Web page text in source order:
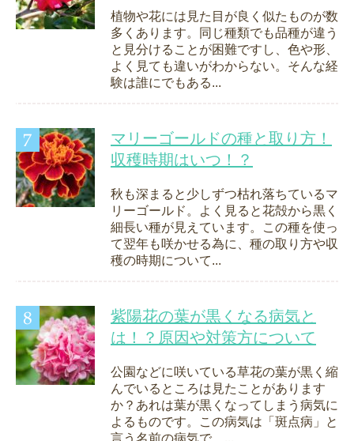
植物や花には見た目が良く似たものが数
多くあります。同じ種類でも品種が違う
と見分けることが困難ですし、色や形、
よく見ても違いがわからない。そんな経
験は誰にでもある...
マリーゴールドの種と取り方！
収穫時期はいつ！？
秋も深まると少しずつ枯れ落ちているマ
リーゴールド。よく見ると花殻から黒く
細長い種が見えています。この種を使っ
て翌年も咲かせる為に、種の取り方や収
穫の時期について...
紫陽花の葉が黒くなる病気と
は！？原因や対策方について
公園などに咲いている草花の葉が黒く縮
んでいるところは見たことがあります
か？あれは葉が黒くなってしまう病気に
よるものです。この病気は「斑点病」と
言う名前の病気で、...